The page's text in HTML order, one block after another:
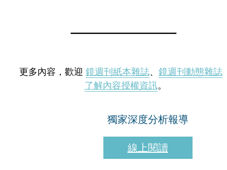
更多內容，歡迎 鏡週刊紙本雜誌、 鏡週刊動態雜誌
了解內容授權資訊。
獨家深度分析報導
線上閱讀